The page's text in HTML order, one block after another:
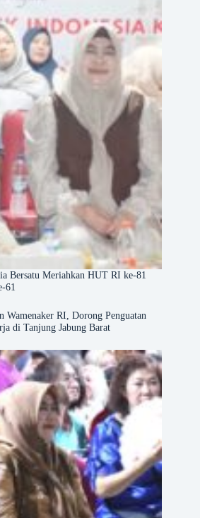
Bersatu Meriahkan HUT RI ke-81
61
Wamenaker RI, Dorong Penguatan
di Tanjung Jabung Barat